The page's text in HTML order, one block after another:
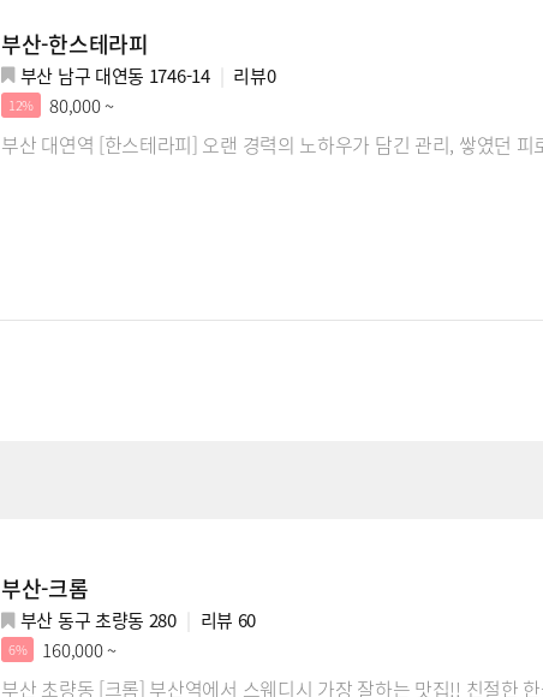
부산-한스테라피
부산 남구 대연동 1746-14 리뷰0
12% 80,000 ~
부산 대연역 [한스테라피] 오랜 경력의 노하우가 담긴 관리, 쌓였던 피
부산-크롬
부산 동구 초량동 280 리뷰 60
6% 160,000 ~
부산 초량동 [크롬] 부산역에서 스웨디시 가장 잘하는 맛집!! 친절한